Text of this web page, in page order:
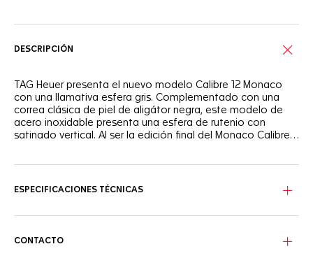
DESCRIPCIÓN
TAG Heuer presenta el nuevo modelo Calibre 12 Monaco
con una llamativa esfera gris. Complementado con una
correa clásica de piel de aligátor negra, este modelo de
acero inoxidable presenta una esfera de rutenio con
satinado vertical. Al ser la edición final del Monaco Calibre
segundero central, el índice de las 12 y las puntas de las
ESPECIFICACIONES TÉCNICAS
CONTACTO